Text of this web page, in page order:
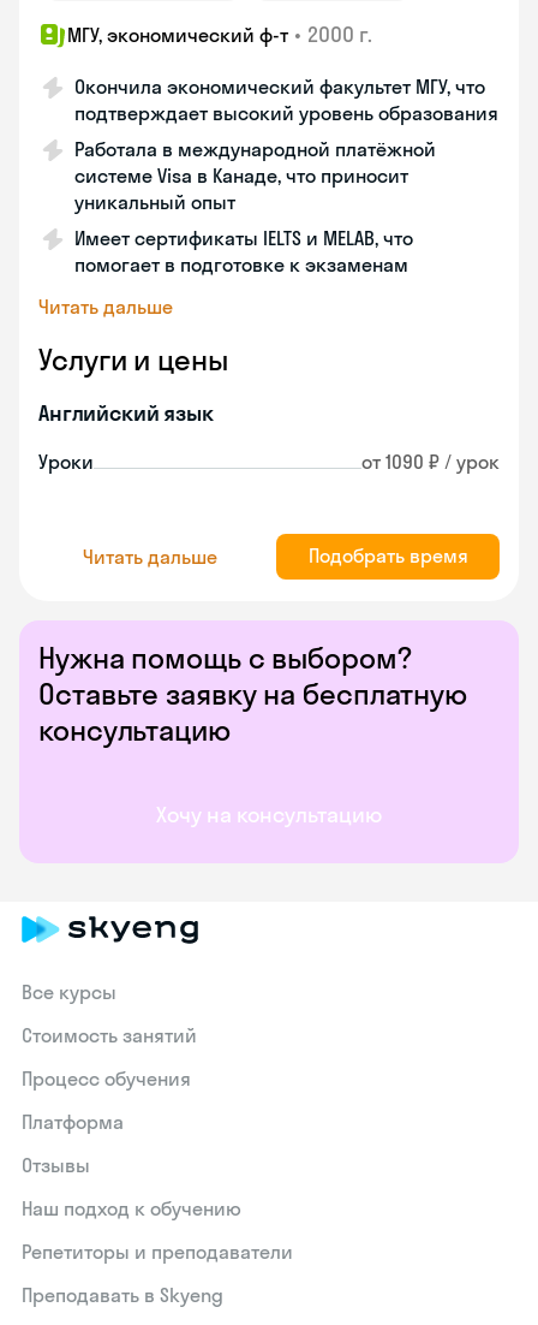
Нужна помощь с выбором?
Оставьте заявку на бесплатную
консультацию
Хочу на консультацию
МГУ, экономический ф-т • 2000 г.
Окончила экономический факультет МГУ, что
подтверждает высокий уровень образования
Работала в международной платёжной
системе Visa в Канаде, что приносит
уникальный опыт
Имеет сертификаты IELTS и MELAB, что
помогает в подготовке к экзаменам
Читать дальше
Услуги и цены
Английский язык
Уроки от 1090 ₽ / урок
Читать дальше Подобрать время
Все курсы
Стоимость занятий
Процесс обучения
Платформа
Отзывы
Наш подход к обучению
Репетиторы и преподаватели
Преподавать в Skyeng